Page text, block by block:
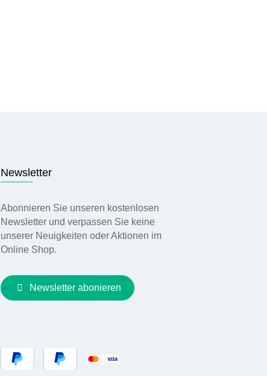
Newsletter
Abonnieren Sie unseren kostenlosen
Newsletter und verpassen Sie keine
unserer Neuigkeiten oder Aktionen im
Online Shop.
Newsletter abonieren